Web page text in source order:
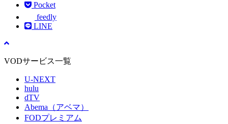
Pocket
feedly
LINE
VODサービス一覧
U-NEXT
hulu
dTV
Abema（アベマ）
FODプレミアム